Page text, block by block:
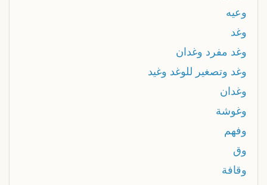
وعيه
وغد
وغد مفرد وغدان
وغد وتصغير للوغد وغيد
وغدان
وغوشة
وفهم
وق
وقافة